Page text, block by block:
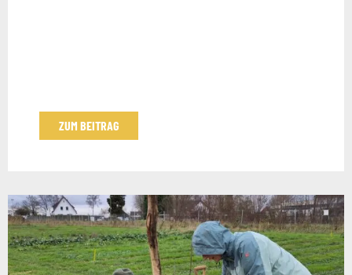
ZUM BEITRAG